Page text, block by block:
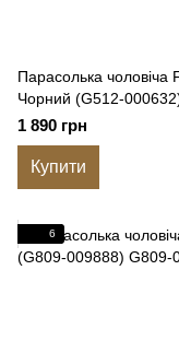
Парасолька
Чорний (G512-
1 890 грн
Купити
6